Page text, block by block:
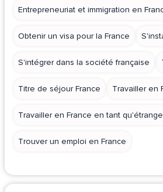
Entrepreneuriat et immigration en
Obtenir un visa pour la France
S'intégrer dans la société française
Titre de séjour France Travailler en
Travailler en France en tant
Trouver un emploi en France